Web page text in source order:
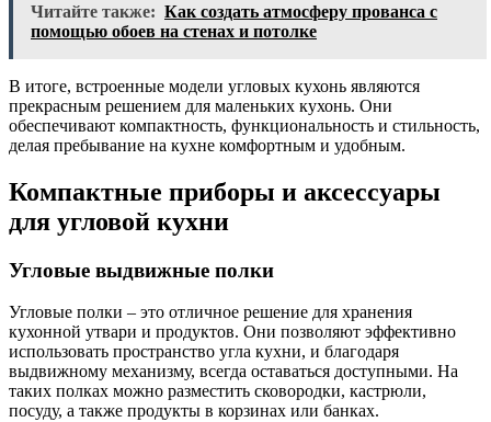
Читайте также: Как создать атмосферу прованса с
помощью обоев на стенах и потолке
В итоге, встроенные модели угловых кухонь являются
прекрасным решением для маленьких кухонь. Они
обеспечивают компактность, функциональность и стильность,
делая пребывание на кухне комфортным и удобным.
Компактные приборы и аксессуары
для угловой кухни
Угловые выдвижные полки
Угловые полки – это отличное решение для хранения
кухонной утвари и продуктов. Они позволяют эффективно
использовать пространство угла кухни, и благодаря
выдвижному механизму, всегда оставаться доступными. На
таких полках можно разместить сковородки, кастрюли,
посуду, а также продукты в корзинах или банках.